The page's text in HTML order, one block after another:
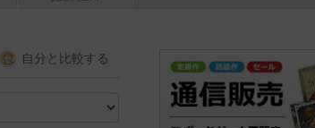
自分と 比較する